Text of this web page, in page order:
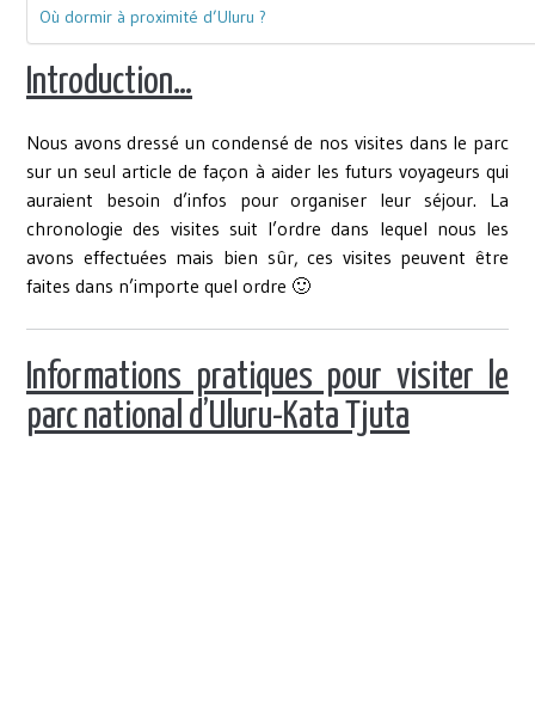
Où dormir à proximité d’Uluru ?
Introduction…
Nous avons dressé un condensé de nos visites dans le parc
sur un seul article de façon à aider les futurs voyageurs qui
auraient besoin d’infos pour organiser leur séjour. La
chronologie des visites suit l’ordre dans lequel nous les
avons effectuées mais bien sûr, ces visites peuvent être
faites dans n’importe quel ordre 🙂
Informations pratiques pour visiter le
parc national d’Uluru-Kata Tjuta